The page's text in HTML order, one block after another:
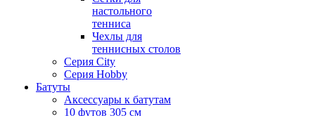
настольного
тенниса
Чехлы для
теннисных столов
Серия City
Серия Hobby
Батуты
Аксессуары к батутам
10 футов 305 см